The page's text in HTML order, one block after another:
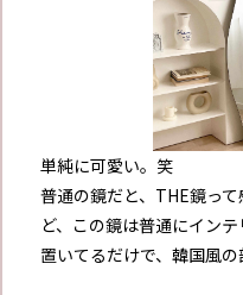
単純に可愛い。笑
普通の鏡だと、THE鏡っ
ど、この鏡は普通にインテ
置いてるだけで、韓国風の